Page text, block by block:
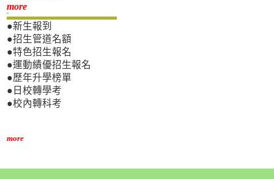
more新生專區
●新生報到
●招生管道名額
●特色招生報名
●運動績優招生報名
●歷年升學榜單
●日校轉學考
●校內轉科考
more